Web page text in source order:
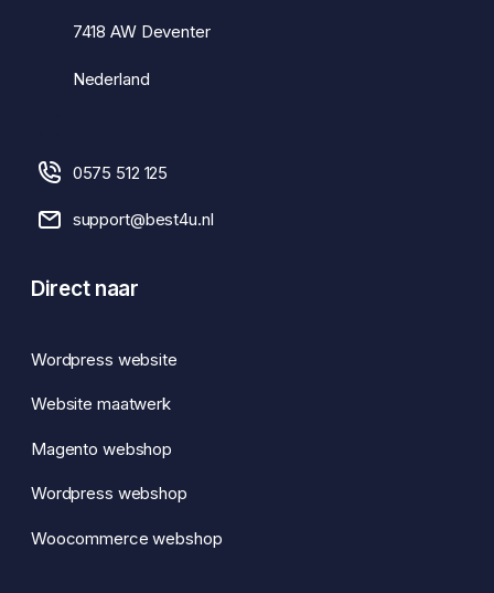
7418 AW Deventer
Nederland
0575 512 125
support@best4u.nl
Direct naar
Wordpress website
Website maatwerk
Magento webshop
Wordpress webshop
Woocommerce webshop